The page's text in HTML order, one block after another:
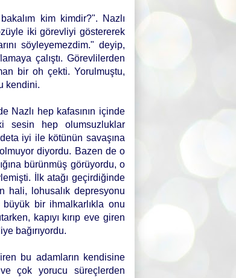
kim kimdir?". Nazlı
iki görevliyi göstererek
söyleyemezdim." deyip,
çalıştı. Görevlilerden
bir oh çekti. Yorulmuştu,
kendini.
Nazlı hep kafasının içinde
sesin hep olumsuzluklar
iyi ile kötünün savaşına
diyordu. Bazen de o
bürünmüş görüyordu, o
İlk atağı geçirdiğinde
hali, lohusalık depresyonu
büyük bir ihmalkarlıkla onu
kapıyı kırıp eve giren
bağırıyordu.
bu adamların kendisine
çok yorucu süreçlerden